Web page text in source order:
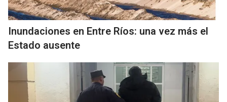
Inundaciones en Entre Ríos: una vez más el
Estado ausente